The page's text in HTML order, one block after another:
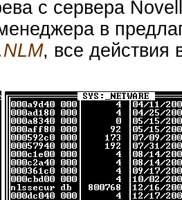
с сервера
в
, все действия